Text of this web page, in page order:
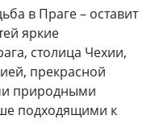
в Праге – оставит
яркие
столица Чехии,
прекрасной
природными
подходящими к